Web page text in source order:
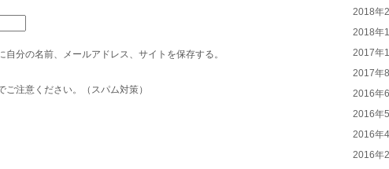
分の名前、メールアドレス、サイトを保存する。
注意ください。（スパム対策）
2018年
2018年
2017年
2017年
2016年
2016年
2016年
2016年